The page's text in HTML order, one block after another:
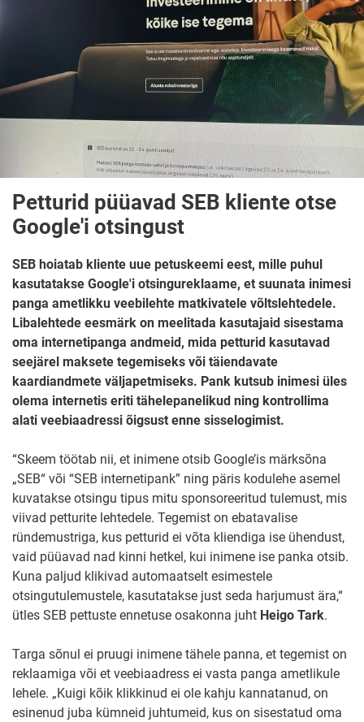
Petturid püüavad SEB kliente otse
Google'i otsingust
SEB hoiatab kliente uue petuskeemi eest, mille puhul
kasutatakse Google'i otsingureklaame, et suunata inimesi
panga ametlikku veebilehte matkivatele võltslehtedele.
Libalehtede eesmärk on meelitada kasutajaid sisestama
oma internetipanga andmeid, mida petturid kasutavad
seejärel maksete tegemiseks või täiendavate
kaardiandmete väljapetmiseks. Pank kutsub inimesi üles
olema internetis eriti tähelepanelikud ning kontrollima
alati veebiaadressi õigsust enne sisselogimist.
“Skeem töötab nii, et inimene otsib Google’is märksõna
„SEB“ või “SEB internetipank” ning päris kodulehe asemel
kuvatakse otsingu tipus mitu sponsoreeritud tulemust, mis
viivad petturite lehtedele. Tegemist on ebatavalise
ründemustriga, kus petturid ei võta kliendiga ise ühendust,
vaid püüavad nad kinni hetkel, kui inimene ise panka otsib.
Kuna paljud klikivad automaatselt esimestele
otsingutulemustele, kasutatakse just seda harjumust ära,“
ütles SEB pettuste ennetuse osakonna juht Heigo Tark.
Targa sõnul ei pruugi inimene tähele panna, et tegemist on
reklaamiga või et veebiaadress ei vasta panga ametlikule
lehele. „Kuigi kõik klikkinud ei ole kahju kannatanud, on
esinenud juba kümneid juhtumeid, kus on sisestatud oma